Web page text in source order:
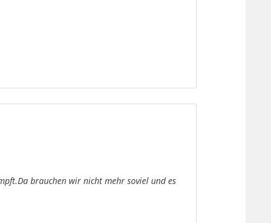
brauchen wir nicht mehr soviel und es